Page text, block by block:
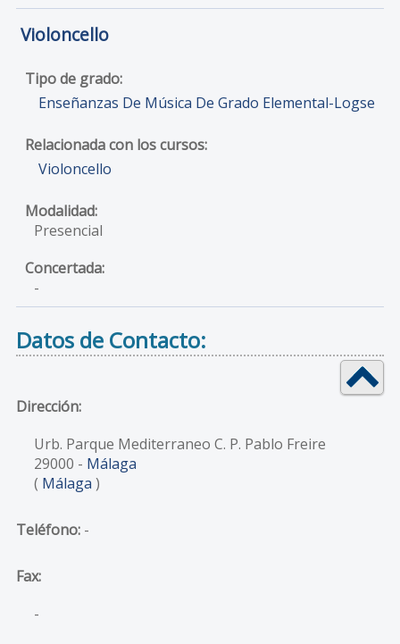
Violoncello
Enseñanzas De Música De Grado Elemental-Logse
Violoncello
Presencial
-
Datos de Contacto:
Dirección:
Urb. Parque Mediterraneo C. P. Pablo Freire
29000 - Málaga
( Málaga )
Teléfono:-
Fax:
-